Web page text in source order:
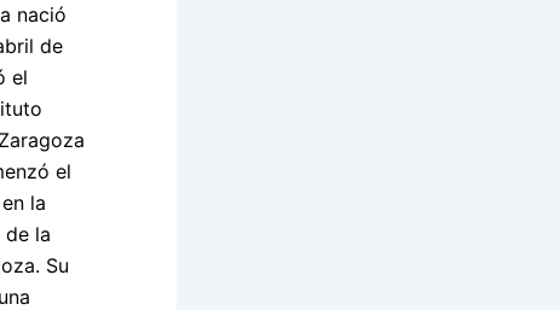
nació
de
el
el
la
de la
Su